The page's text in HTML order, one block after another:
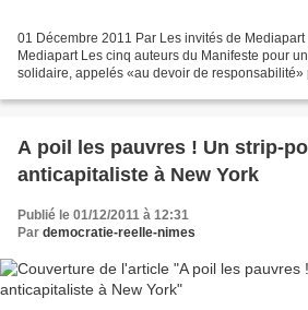
01 Décembre 2011 Par Les invités de
Mediapart Les cinq auteurs du Manifeste pour
solidaire, appelés «au devoir de responsabilité»
A poil les pauvres ! Un strip-
anticapitaliste à New York
Publié le 01/12/2011 à 12:31
Par democratie-reelle-nimes